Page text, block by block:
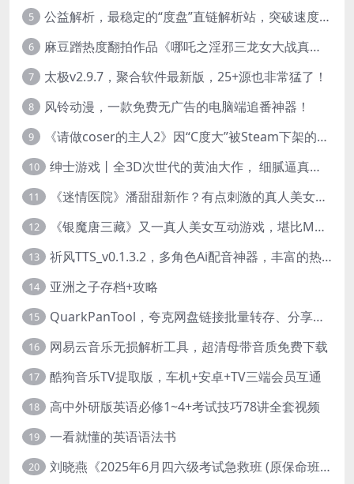
5 公益解析，最稳定的“度盘”直链解析站，突破速度限制
6 麻豆蹭热度翻拍作品《哪吒之淫邪三龙女大战真阳魔童》 已上线
7 太极v2.9.7，聚合软件最新版，25+源也非常猛了！
8 风铃动漫，一款免费无广告的电脑端追番神器！
9 《请做coser的主人2》因“C度大”被Steam下架的真人美女互动游戏！
10 绅士游戏丨全3D次世代的黄油大作， 细腻逼真的双人互动狂想曲！
11 《迷情医院》潘甜甜新作？有点刺激的真人美女互动游戏
12 《银魔唐三藏》又一真人美女互动游戏，堪比M豆！
13 祈风TTS_v0.1.3.2，多角色Ai配音神器，丰富的热门音色
14 亚洲之子存档+攻略
15 QuarkPanTool，夸克网盘链接批量转存、分享和下载工具
16 网易云音乐无损解析工具，超清母带音质免费下载
17 酷狗音乐TV提取版，车机+安卓+TV三端会员互通
18 高中外研版英语必修1~4+考试技巧78讲全套视频
19 一看就懂的英语语法书
20 刘晓燕《2025年6月四六级考试急救班 (原保命班) 》(四级完结+六级写译、阅读)